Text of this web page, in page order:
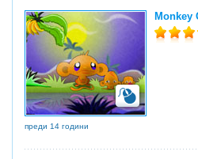
Monkey
преди 14 години